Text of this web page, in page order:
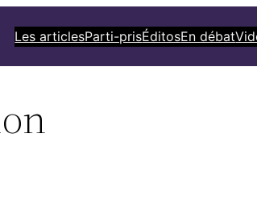
Les articlesParti-prisÉditosEn débat